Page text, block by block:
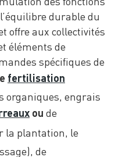
durable du
offre aux collectivités
éléments de
spécifiques de
fertilisation
organiques, engrais
ou de
la plantation, le
de